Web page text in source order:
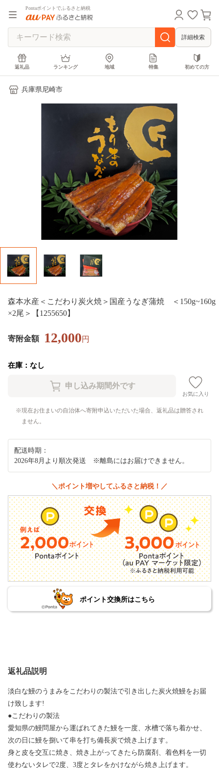
Pontaポイントでふるさと納税
詳細検索
返礼品 ランキング 地域 特集 初めての方
兵庫県尼崎市
森本水産＜こだわり炭火焼＞国産うなぎ蒲焼 ＜150g~160g
×2尾＞【1255650】
寄附金額 12,000円
在庫：なし
お気に入り
現在お住まいの自治体へ寄附申込いただいた場合、返礼品は贈答され
ません。
配送時期：
2026年8月より順次発送 ※離島にはお届けできません。
＼ポイント増やしてふるさと納税！／
ポイント交換所はこちら
返礼品説明
淡白な鰻のうまみをこだわりの製法で引き出した炭火焼鰻をお届
け致します!
●こだわりの製法
愛知県の鰻問屋から運ばれてきた鰻を一度、水槽で落ち着かせ、
次の日に鰻を捌いて串を打ち備長炭で焼き上げます。
身と皮を交互に焼き、焼き上がってきたら防腐剤、着色料を一切
使わないタレで2度、3度とタレをかけながら焼き上げます。